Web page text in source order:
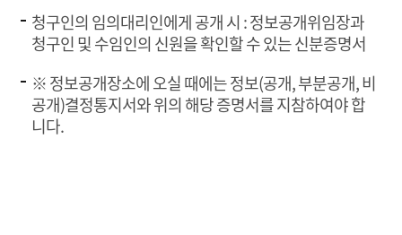
청구인의 임의대리인에게 공개 시 : 정보공개위임장과
청구인 및 수임인의 신원을 확인할 수 있는 신분증명서
※ 정보공개장소에 오실 때에는 정보(공개, 부분공개, 비
공개)결정통지서와 위의 해당 증명서를 지참하여야 합
니다.